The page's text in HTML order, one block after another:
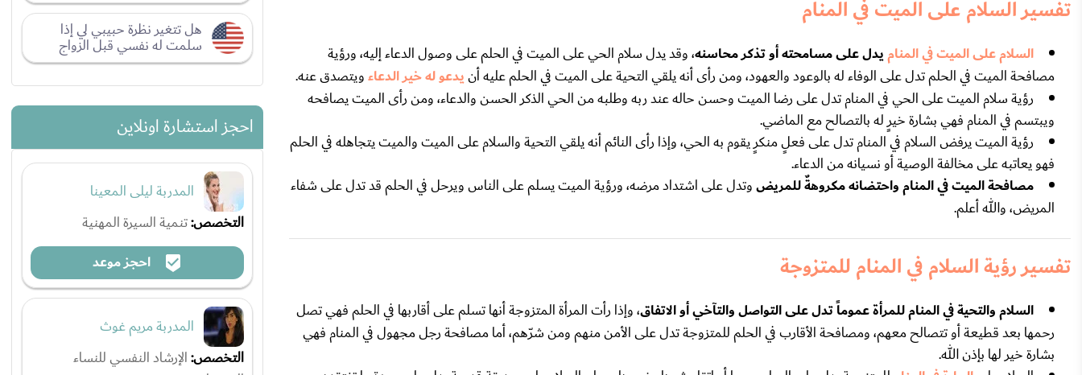
تفسير السلام على الميت في المنام
السلام على الميت في المناميدل على مسامحته أو تذكر محاسنه، وقد يدل سلام الحي على الميت في الحلم على وصول الدعاء إليه، ورؤية
مصافحة الميت في الحلم تدل على الوفاء له بالوعود والعهود، ومن رأى أنه يلقي التحية على الميت في الحلم عليه أنيدعو له خير الدعاءويتصدق عنه.
رؤية سلام الميت على الحي في المنام تدل على رضا الميت وحسن حاله عند ربه وطلبه من الحي الذكر الحسن والدعاء، ومن رأى الميت يصافحه
ويبتسم في المنام فهي بشارة خيرٍ له بالتصالح مع الماضي.
رؤية الميت يرفض السلام في المنام تدل على فعلٍ منكرٍ يقوم به الحي، وإذا رأى النائم أنه يلقي التحية والسلام على الميت والميت يتجاهله في الحلم
فهو يعاتبه على مخالفة الوصية أو نسيانه من الدعاء.
مصافحة الميت في المنام واحتضانه مكروهةٌ للمريضوتدل على اشتداد مرضه، ورؤية الميت يسلم على الناس ويرحل في الحلم قد تدل على شفاء
المريض، والله أعلم.
تفسير رؤية السلام في المنام للمتزوجة
السلام والتحية في المنام للمرأة عموماً تدل على التواصل والتآخي أو الاتفاق، وإذا رأت المرأة المتزوجة أنها تسلم على أقاربها في الحلم فهي تصل
رحمها بعد قطيعة أو تتصالح معهم، ومصافحة الأقارب في الحلم للمتزوجة تدل على الأمن منهم ومن شرّهم، أما مصافحة رجل مجهول في المنام فهي
بشارة خير لها بإذن الله.
هل تتغير نظرة حبيبي لي إذا
سلمت له نفسي قبل الزواج
احجز استشارة اونلاين
المدربة ليلى المعينا
التخصص:تنمية السيرة المهنية
احجز موعد
المدربة مريم غوث
التخصص:الإرشاد النفسي للنساء